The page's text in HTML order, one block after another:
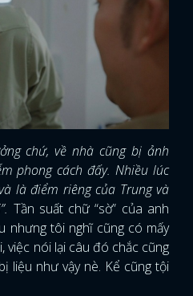
chứ, về nhà cũng bị ảnh
phong cách đấy. Nhiều lúc
là điểm riêng của Trung và
Tần suất chữ “sờ” của anh
nhưng tôi nghĩ cũng có mấy
việc nói lại câu đó chắc cũng
liệu như vậy nè. Kể cũng tội